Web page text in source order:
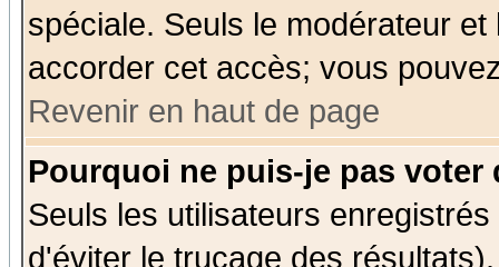
spéciale. Seuls le modérateur
accorder cet accès; vous
Revenir en haut de page
Pourquoi ne puis-je pas voter
Seuls les utilisateurs
d'éviter le trucage des